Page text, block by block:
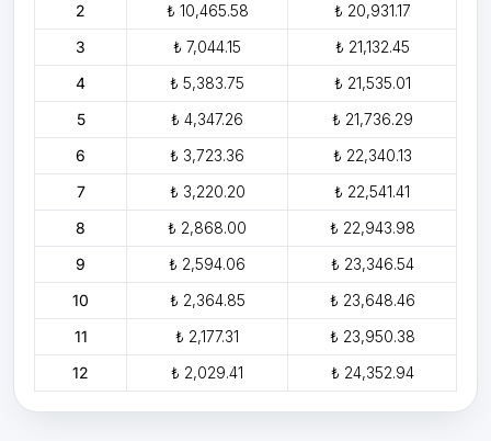
2 ₺ 10,465.58
₺ 20,931.17
3
₺ 7,044.15
₺ 21,132.45
4
₺ 5,383.75
₺ 21,535.01
5
₺ 4,347.26
₺ 21,736.29
6
₺ 3,723.36
₺ 22,340.13
7
₺ 3,220.20
₺ 22,541.41
8
₺ 2,868.00
₺ 22,943.98
9
₺ 2,594.06
₺ 23,346.54
10
₺ 2,364.85
₺ 23,648.46
11
₺ 2,177.31
₺ 23,950.38
12
₺ 2,029.41 ₺ 24,352.94